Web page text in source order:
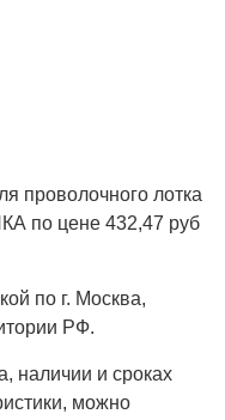
проволочного лотка
по цене 432,47 руб
по г. Москва,
РФ.
наличии и сроках
можно